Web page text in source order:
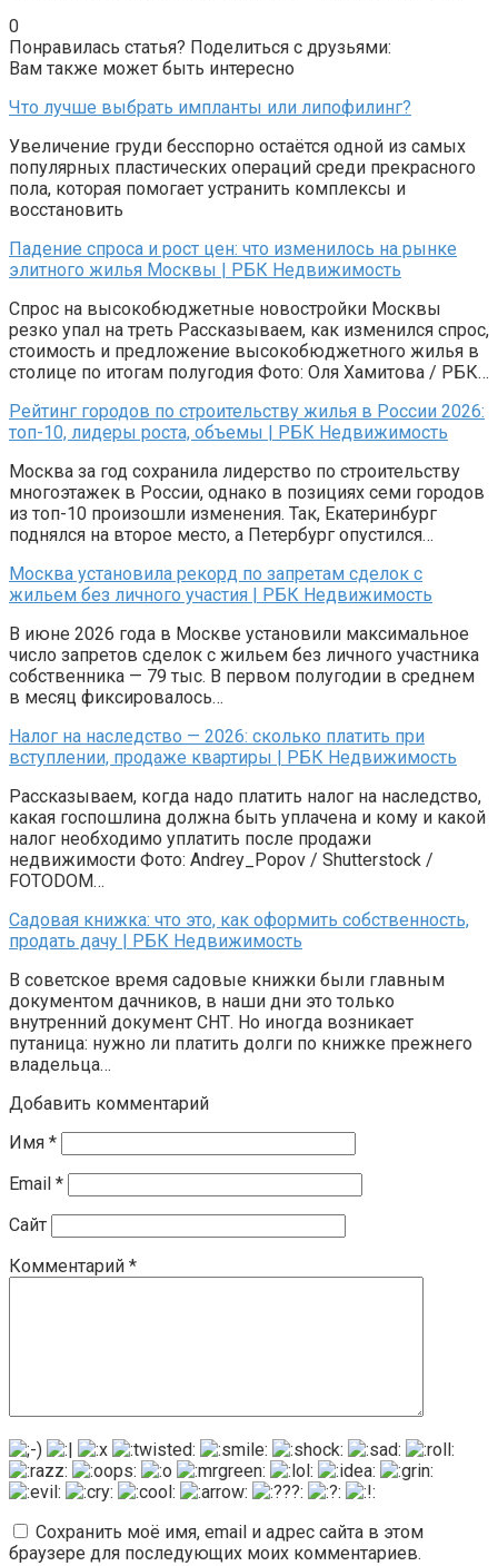
0
Понравилась статья? Поделиться с друзьями:
Вам также может быть интересно
Что лучше выбрать импланты или липофилинг?
Увеличение груди бесспорно остаётся одной из самых
популярных пластических операций среди прекрасного
пола, которая помогает устранить комплексы и
восстановить
Падение спроса и рост цен: что изменилось на рынке
элитного жилья Москвы | РБК Недвижимость
Спрос на высокобюджетные новостройки Москвы
резко упал на треть Рассказываем, как изменился спрос,
стоимость и предложение высокобюджетного жилья в
столице по итогам полугодия Фото: Оля Хамитова / РБК…
Рейтинг городов по строительству жилья в России 2026:
топ-10, лидеры роста, объемы | РБК Недвижимость
Москва за год сохранила лидерство по строительству
многоэтажек в России, однако в позициях семи городов
из топ-10 произошли изменения. Так, Екатеринбург
поднялся на второе место, а Петербург опустился…
Москва установила рекорд по запретам сделок с
жильем без личного участия | РБК Недвижимость
В июне 2026 года в Москве установили максимальное
число запретов сделок с жильем без личного участника
собственника — 79 тыс. В первом полугодии в среднем
в месяц фиксировалось…
Налог на наследство — 2026: сколько платить при
вступлении, продаже квартиры | РБК Недвижимость
Рассказываем, когда надо платить налог на наследство,
какая госпошлина должна быть уплачена и кому и какой
налог необходимо уплатить после продажи
недвижимости Фото: Andrey_Popov / Shutterstock /
FOTODOM…
Садовая книжка: что это, как оформить собственность,
продать дачу | РБК Недвижимость
В советское время садовые книжки были главным
документом дачников, в наши дни это только
внутренний документ СНТ. Но иногда возникает
путаница: нужно ли платить долги по книжке прежнего
владельца…
Добавить комментарий
Имя *
Email *
Сайт
Комментарий *
Сохранить моё имя, email и адрес сайта в этом
браузере для последующих моих комментариев.